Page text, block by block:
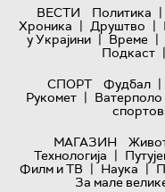
ВЕСТИ Политика |
Хроника | Друштво |
у Украјини | Време |
Подкаст |
СПОРТ
Фудбал |
Рукомет | Ватерполо
МАГАЗИН
Технологијa |
Филм и ТВ | Наука |
За мале